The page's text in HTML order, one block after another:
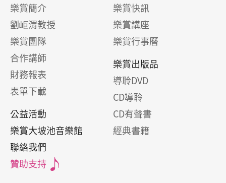
樂賞簡介
劉岠渭教授
樂賞團隊
合作講師
財務報表
表單下載
樂賞快訊
樂賞講座
樂賞行事曆
樂賞出版品
導聆DVD
CD導聆
CD有聲書
經典書籍
公益活動
樂賞大坡池音樂館
聯絡我們
贊助支持